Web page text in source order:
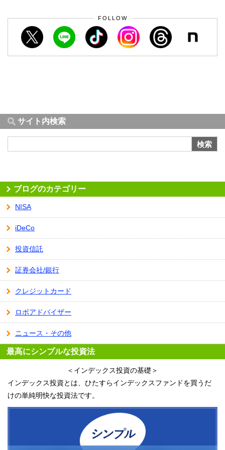
FOLLOW
サイト内検索
検索
ブログのカテゴリー
NISA
iDeCo
投資信託
証券会社/銀行
クレジットカード
ロボアドバイザー
ニュース・その他
最高にシンプルな投資法
＜インデックス投資の基礎＞
インデックス投資とは、ひたすらインデックスファンドを買うだ
けの単純明快な投資法です。